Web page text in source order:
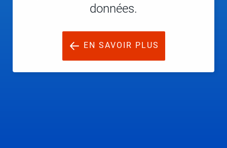
données.
EN SAVOIR PLUS